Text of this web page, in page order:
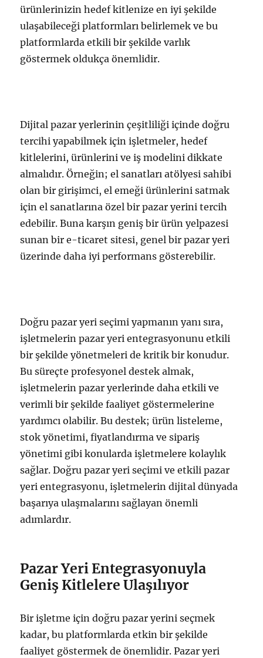
ürünlerinizin hedef kitlenize en iyi şekilde
ulaşabileceği platformları belirlemek ve bu
platformlarda etkili bir şekilde varlık
göstermek oldukça önemlidir.
Dijital pazar yerlerinin çeşitliliği içinde doğru
tercihi yapabilmek için işletmeler, hedef
kitlelerini, ürünlerini ve iş modelini dikkate
almalıdır. Örneğin; el sanatları atölyesi sahibi
olan bir girişimci, el emeği ürünlerini satmak
için el sanatlarına özel bir pazar yerini tercih
edebilir. Buna karşın geniş bir ürün yelpazesi
sunan bir e-ticaret sitesi, genel bir pazar yeri
üzerinde daha iyi performans gösterebilir.
Doğru pazar yeri seçimi yapmanın yanı sıra,
işletmelerin pazar yeri entegrasyonunu etkili
bir şekilde yönetmeleri de kritik bir konudur.
Bu süreçte profesyonel destek almak,
işletmelerin pazar yerlerinde daha etkili ve
verimli bir şekilde faaliyet göstermelerine
yardımcı olabilir. Bu destek; ürün listeleme,
stok yönetimi, fiyatlandırma ve sipariş
yönetimi gibi konularda işletmelere kolaylık
sağlar. Doğru pazar yeri seçimi ve etkili pazar
yeri entegrasyonu, işletmelerin dijital dünyada
başarıya ulaşmalarını sağlayan önemli
adımlardır.
Pazar Yeri Entegrasyonuyla
Geniş Kitlelere Ulaşılıyor
Bir işletme için doğru pazar yerini seçmek
kadar, bu platformlarda etkin bir şekilde
faaliyet göstermek de önemlidir. Pazar yeri